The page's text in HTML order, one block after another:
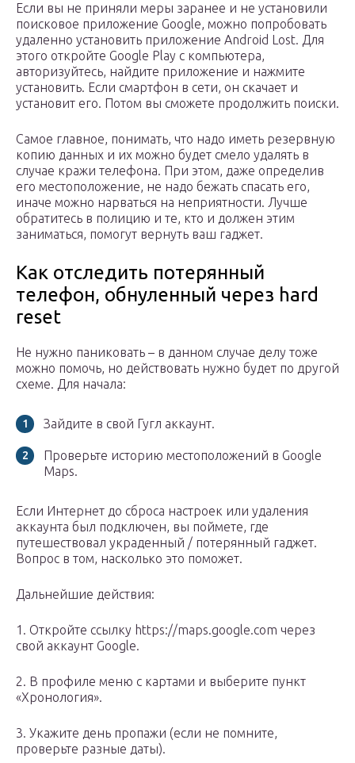
Если вы не приняли меры заранее и не установили
поисковое приложение Google, можно попробовать
удаленно установить приложение Android Lost. Для
этого откройте Google Play с компьютера,
авторизуйтесь, найдите приложение и нажмите
установить. Если смартфон в сети, он скачает и
установит его. Потом вы сможете продолжить поиски.
Самое главное, понимать, что надо иметь резервную
копию данных и их можно будет смело удалять в
случае кражи телефона. При этом, даже определив
его местоположение, не надо бежать спасать его,
иначе можно нарваться на неприятности. Лучше
обратитесь в полицию и те, кто и должен этим
заниматься, помогут вернуть ваш гаджет.
Как отследить потерянный
телефон, обнуленный через hard
reset
Не нужно паниковать – в данном случае делу тоже
можно помочь, но действовать нужно будет по другой
схеме. Для начала:
Зайдите в свой Гугл аккаунт.
Проверьте историю местоположений в Google
Maps.
Если Интернет до сброса настроек или удаления
аккаунта был подключен, вы поймете, где
путешествовал украденный / потерянный гаджет.
Вопрос в том, насколько это поможет.
Дальнейшие действия:
1. Откройте ссылку https://maps.google.com через
свой аккаунт Google.
2. В профиле меню с картами и выберите пункт
«Хронология».
3. Укажите день пропажи (если не помните,
проверьте разные даты).